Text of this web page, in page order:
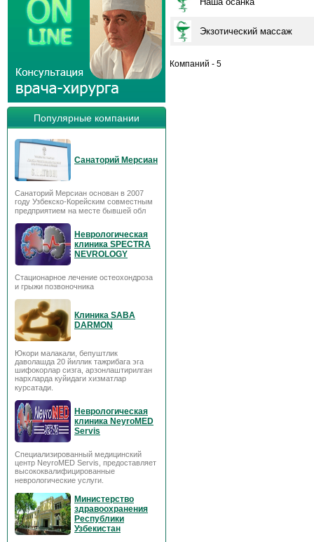
Популярные компании
Санаторий Мерсиан
Санаторий Мерсиан основан в 2007
году Узбекско-Корейским совместным
предприятием на месте бывшей обл
Неврологическая
клиника SPECTRA
NEVROLOGY
Стационарное лечение остеохондроза
и грыжи позвоночника
Клиника SABA
DARMON
Юкори малакали, бепуштлик
даволашда 20 йиллик тажрибага эга
шифокорлар сизга, арзонлаштирилган
нархларда куйидаги хизматлар
курсатади.
Неврологическая
клиника NeyroMED
Servis
Специализированный медицинский
центр NeyroMED Servis, предоставляет
высококвалифицированные
неврологические услуги.
Министерство
здравоохранения
Республики
Узбекистан
Экзотический массаж
Компаний - 5